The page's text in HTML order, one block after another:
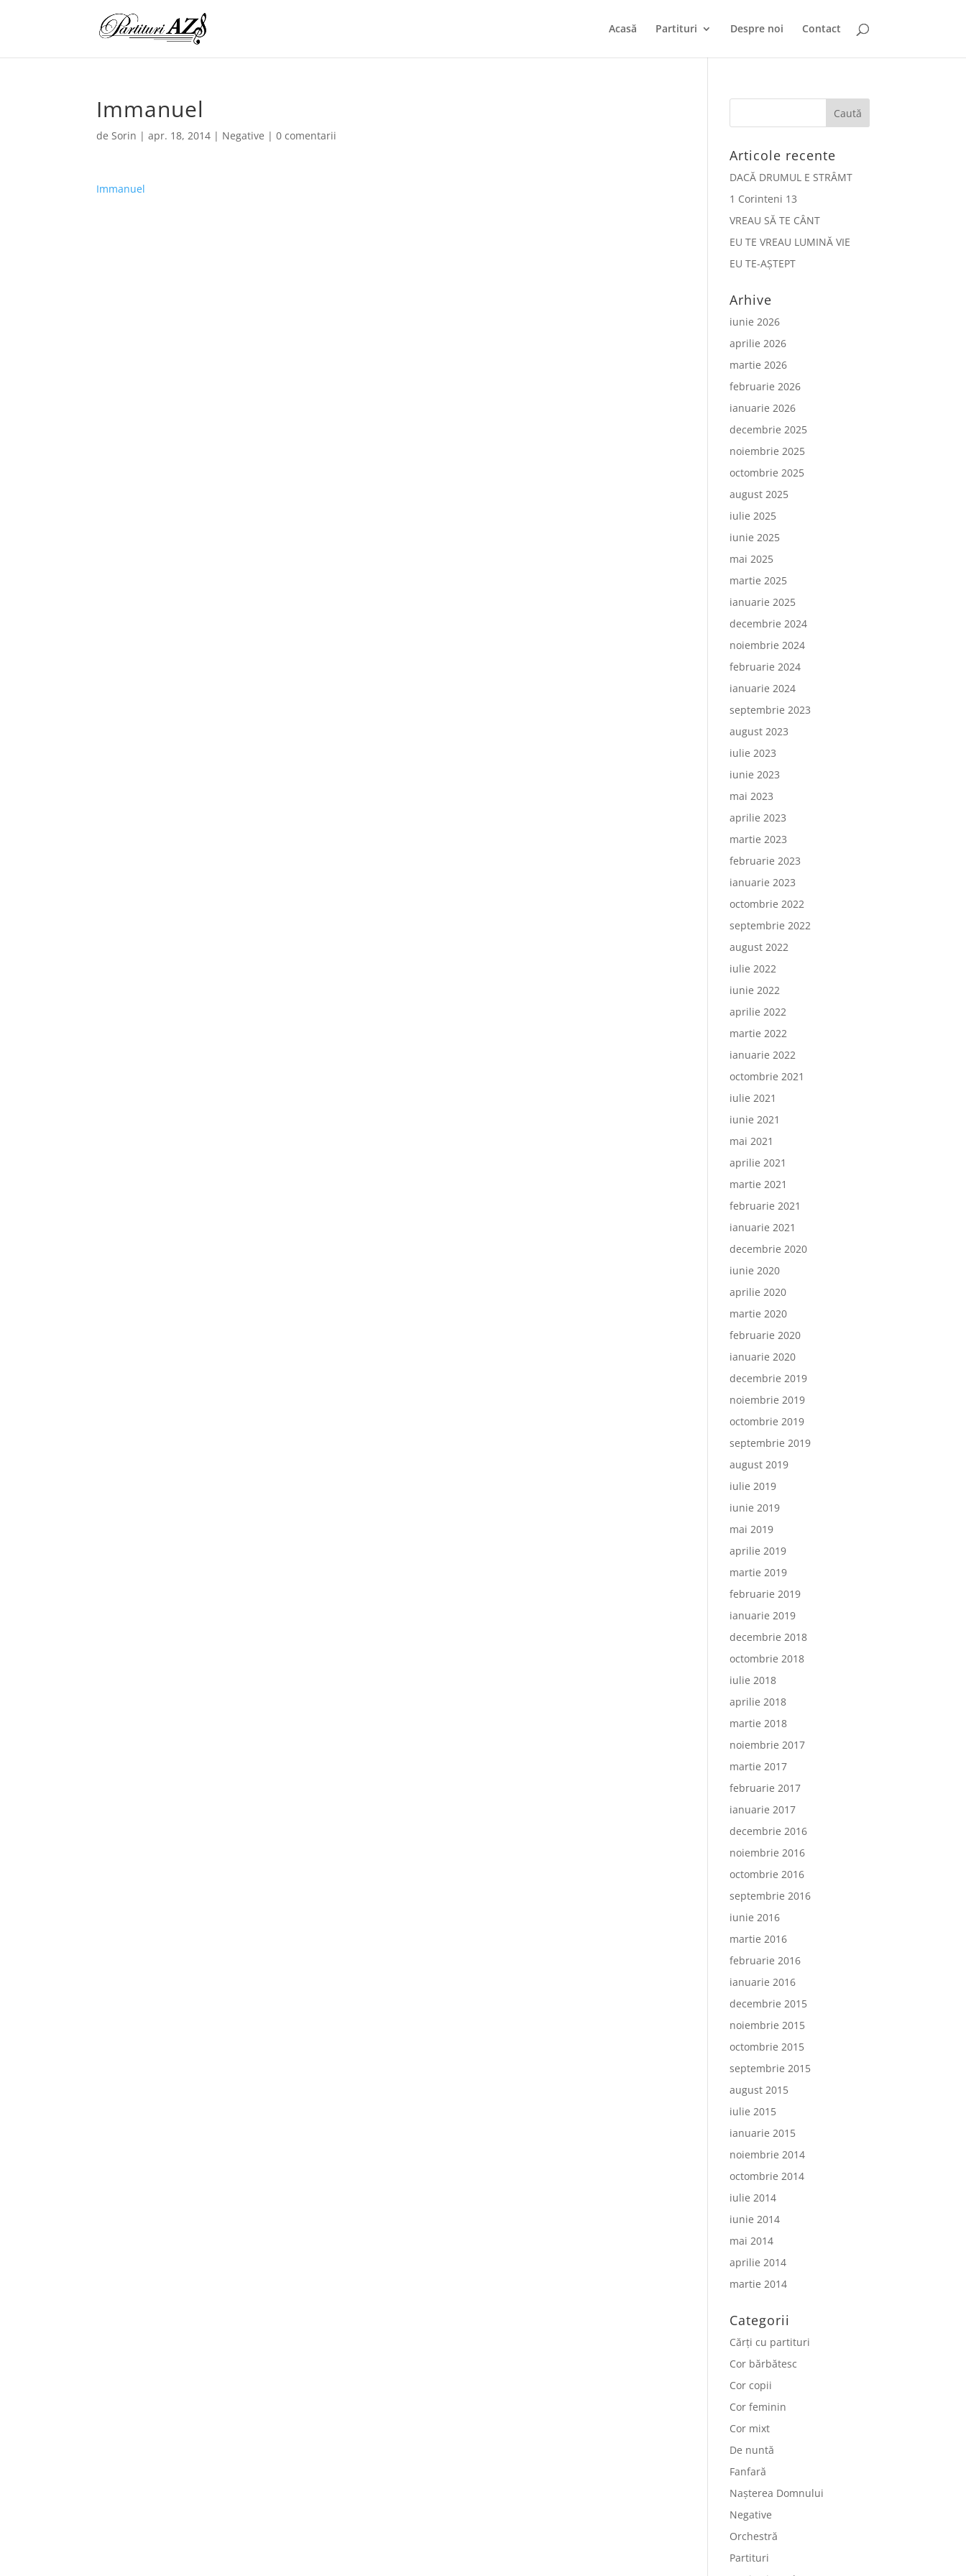
Acasă Partituri Despre noi Contact
Immanuel
deSorin |apr. 18, 2014 | Negative |0 comentarii
Immanuel
Articole recente
DACĂ DRUMUL E STRÂMT
1 Corinteni 13
VREAU SĂ TE CÂNT
EU TE VREAU LUMINĂ VIE
EU TE-AȘTEPT
Arhive
iunie 2026
aprilie 2026
martie 2026
februarie 2026
ianuarie 2026
decembrie 2025
noiembrie 2025
octombrie 2025
august 2025
iulie 2025
iunie 2025
mai 2025
martie 2025
ianuarie 2025
decembrie 2024
noiembrie 2024
februarie 2024
ianuarie 2024
septembrie 2023
august 2023
iulie 2023
iunie 2023
mai 2023
aprilie 2023
martie 2023
februarie 2023
ianuarie 2023
octombrie 2022
septembrie 2022
august 2022
iulie 2022
iunie 2022
aprilie 2022
martie 2022
ianuarie 2022
octombrie 2021
iulie 2021
iunie 2021
mai 2021
aprilie 2021
martie 2021
februarie 2021
ianuarie 2021
decembrie 2020
iunie 2020
aprilie 2020
martie 2020
februarie 2020
ianuarie 2020
decembrie 2019
noiembrie 2019
octombrie 2019
septembrie 2019
august 2019
iulie 2019
iunie 2019
mai 2019
aprilie 2019
martie 2019
februarie 2019
ianuarie 2019
decembrie 2018
octombrie 2018
iulie 2018
aprilie 2018
martie 2018
noiembrie 2017
martie 2017
februarie 2017
ianuarie 2017
decembrie 2016
noiembrie 2016
octombrie 2016
septembrie 2016
iunie 2016
martie 2016
februarie 2016
ianuarie 2016
decembrie 2015
noiembrie 2015
octombrie 2015
septembrie 2015
august 2015
iulie 2015
ianuarie 2015
noiembrie 2014
octombrie 2014
iulie 2014
iunie 2014
mai 2014
aprilie 2014
martie 2014
Categorii
Cărți cu partituri
Cor bărbătesc
Cor copii
Cor feminin
Cor mixt
De nuntă
Fanfară
Nașterea Domnului
Negative
Orchestră
Partituri